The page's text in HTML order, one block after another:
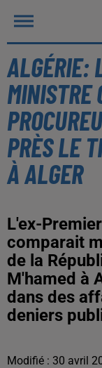
ALGÉRIE:
MINISTRE
PRÈS LE
À ALGER
L'ex-
comparait
de la
M'hamed à
dans des
deniers
Modifié : 30 avril